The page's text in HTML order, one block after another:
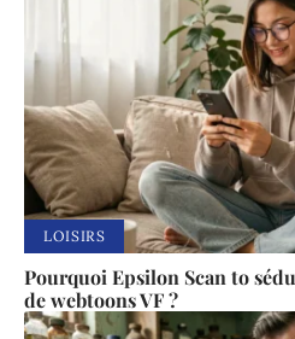
LOISIRS
Pourquoi Epsilon Scan to
de webtoons VF ?